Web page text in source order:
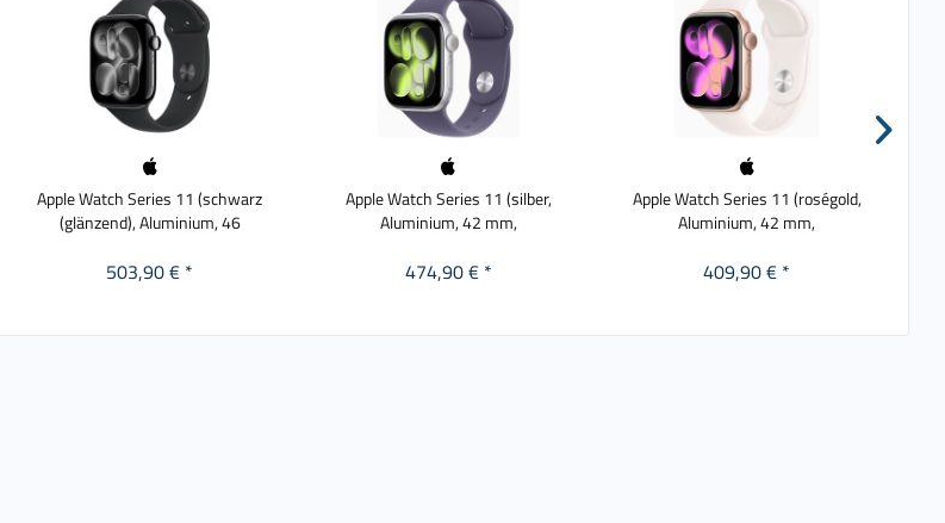
Apple Watch Series 11 (schwarz
(glänzend), Aluminium, 46
503,90 € *
Apple Watch Series 11 (silber,
Aluminium, 42 mm,
474,90 € *
Apple Watch Series 11 (roségold,
Aluminium, 42 mm,
409,90 € *